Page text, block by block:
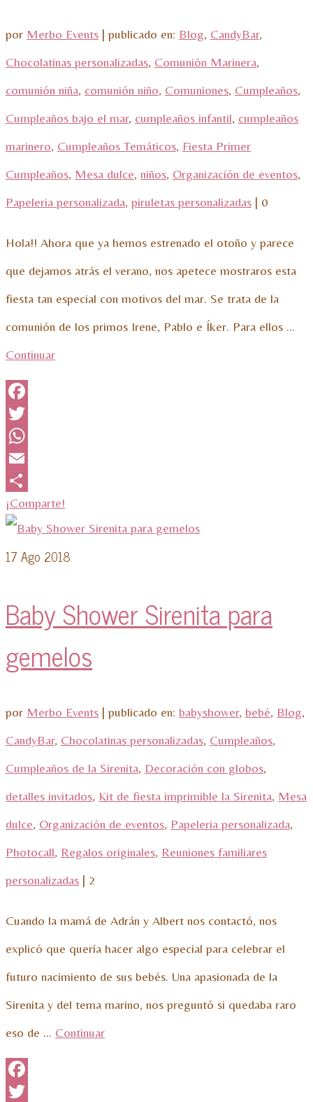
por Merbo Events | publicado en: Blog, CandyBar,
Chocolatinas personalizadas, Comunión Marinera,
comunión niña, comunión niño, Comuniones, Cumpleaños,
Cumpleaños bajo el mar, cumpleaños infantil, cumpleaños
marinero, Cumpleaños Temáticos, Fiesta Primer
Cumpleaños, Mesa dulce, niños, Organización de eventos,
Papeleria personalizada, piruletas personalizadas | 0
Hola!! Ahora que ya hemos estrenado el otoño y parece
que dejamos atrás el verano, nos apetece mostraros esta
fiesta tan especial con motivos del mar. Se trata de la
comunión de los primos Irene, Pablo e Íker. Para ellos …
Continuar
Facebook
Twitter
WhatsApp
Email
¡Comparte!
17 Ago 2018
Baby Shower Sirenita para
gemelos
por Merbo Events | publicado en: babyshower, bebé, Blog,
CandyBar, Chocolatinas personalizadas, Cumpleaños,
Cumpleaños de la Sirenita, Decoración con globos,
detalles invitados, Kit de fiesta imprimible la Sirenita, Mesa
dulce, Organización de eventos, Papeleria personalizada,
Photocall, Regalos originales, Reuniones familiares
personalizadas | 2
Cuando la mamá de Adrán y Albert nos contactó, nos
explicó que quería hacer algo especial para celebrar el
futuro nacimiento de sus bebés. Una apasionada de la
Sirenita y del tema marino, nos preguntó si quedaba raro
eso de … Continuar
Facebook